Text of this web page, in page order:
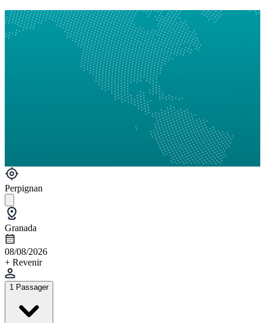
Perpignan
Granada
08/08/2026
+ Revenir
1 Passager